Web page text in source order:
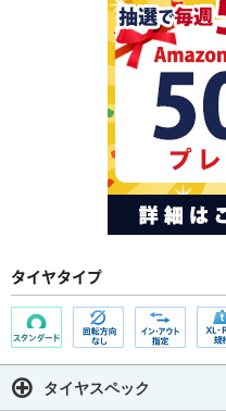
タイヤタイプ
タイヤスペック